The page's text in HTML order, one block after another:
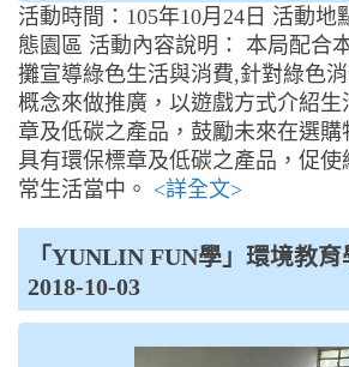
活動時間：105年10月24日 活動地
態園區 活動內容說明： 本局配合
攤宣導綠色生活與消費,針對綠色
概念來做推廣，以遊戲方式介紹生
章及低碳之產品，鼓勵未來在選
具有環保標章及低碳之產品，促使
常生活當中。 <詳全文>
「YUNLIN FUN學」環境教
2018-10-03